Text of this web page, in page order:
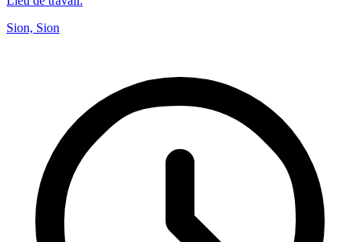
Sion, Sion